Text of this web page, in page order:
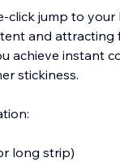
jump to your
and
achieve instant
stickiness.
long strip)